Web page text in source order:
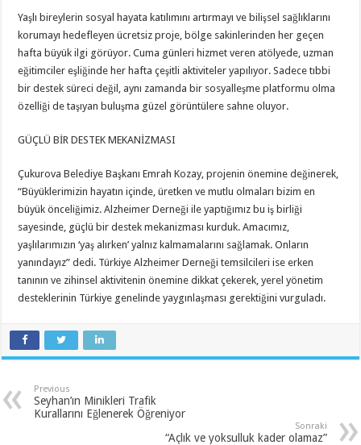
Yaşlı bireylerin sosyal hayata katılımını artırmayı ve bilişsel sağlıklarını
korumayı hedefleyen ücretsiz proje, bölge sakinlerinden her geçen
hafta büyük ilgi görüyor. Cuma günleri hizmet veren atölyede, uzman
eğitimciler eşliğinde her hafta çeşitli aktiviteler yapılıyor. Sadece tıbbi
bir destek süreci değil, aynı zamanda bir sosyalleşme platformu olma
özelliği de taşıyan buluşma güzel görüntülere sahne oluyor.
GÜÇLÜ BİR DESTEK MEKANİZMASI
Çukurova Belediye Başkanı Emrah Kozay, projenin önemine değinerek,
“Büyüklerimizin hayatın içinde, üretken ve mutlu olmaları bizim en
büyük önceliğimiz. Alzheimer Derneği ile yaptığımız bu iş birliği
sayesinde, güçlü bir destek mekanizması kurduk. Amacımız,
yaşlılarımızın ‘yaş alırken’ yalnız kalmamalarını sağlamak. Onların
yanındayız” dedi. Türkiye Alzheimer Derneği temsilcileri ise erken
tanının ve zihinsel aktivitenin önemine dikkat çekerek, yerel yönetim
desteklerinin Türkiye genelinde yaygınlaşması gerektiğini vurguladı.
Previous
Seyhan’ın Minikleri Trafik
Kurallarını Eğlenerek Öğreniyor
Sonraki
“Açlık ve yoksulluk kader olamaz”